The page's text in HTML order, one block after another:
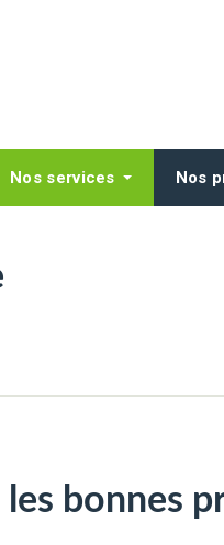
Nos services Nos
les bonnes